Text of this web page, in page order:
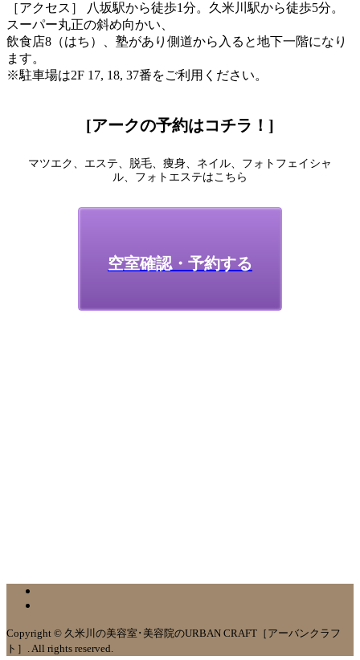
［アクセス］ 八坂駅から徒歩1分。久米川駅から徒歩5分。
スーパー丸正の斜め向かい、
飲食店8（はち）、塾があり側道から入ると地下一階になり
ます。
※駐車場は2F 17, 18, 37番をご利用ください。
[アークの予約はコチラ！]
マツエク、エステ、脱毛、痩身、ネイル、フォトフェイシャ
ル、フォトエステはこちら
空室確認・予約する
Copyright © 久米川の美容室･美容院のURBAN CRAFT［アーバンクラフ
ト］. All rights reserved.